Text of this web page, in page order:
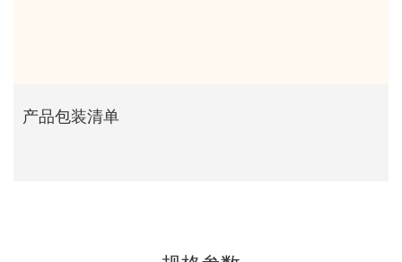
产品包装清单